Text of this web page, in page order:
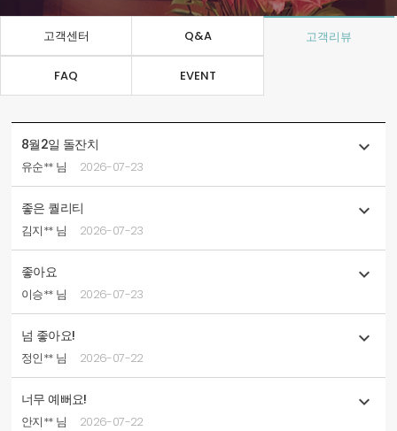
고객센터 Q&A 고객리뷰
FAQ EVENT
8월2일 돌잔치
유순** 님 2026-07-23

좋은 퀄리티
김지** 님 2026-07-23

좋아요
이승** 님 2026-07-23

넘 좋아요!
정인** 님 2026-07-22

너무 예뻐요!
안지** 님 2026-07-22
